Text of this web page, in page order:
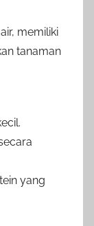
memiliki
tanaman
yang